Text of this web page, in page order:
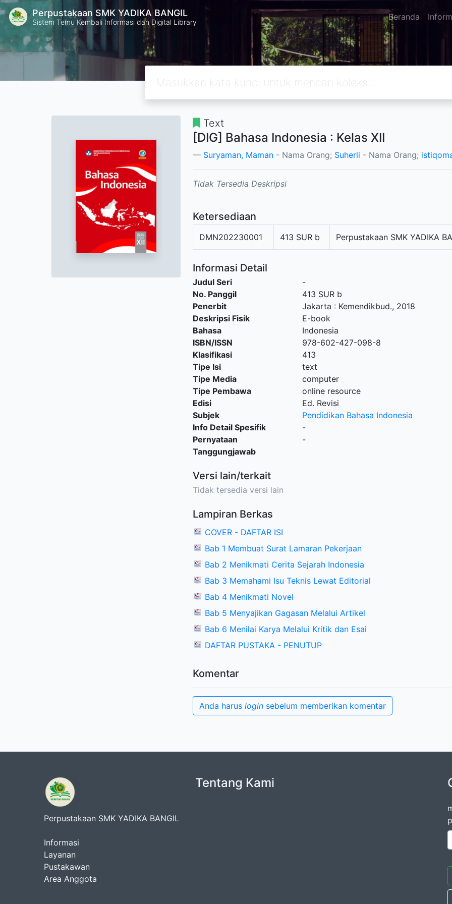
Perpustakaan SMK YADIKA BANGIL
Sistem Temu Kembali Informasi dan Digital Library Beranda
Text
[DIG] Bahasa Indonesia : Kelas XII
Suryaman, Maman - Nama Orang; Suherli - Nama Orang;
Tidak Tersedia Deskripsi
Ketersediaan
DMN202230001 413 SUR b Perpustakaan SMK YADIKA
Informasi Detail
Judul Seri
-
No. Panggil
413 SUR b
Penerbit
Jakarta : Kemendikbud., 2018
Deskripsi Fisik
E-book
Bahasa
Indonesia
ISBN/ISSN
978-602-427-098-8
Klasifikasi
413
Tipe Isi
text
Tipe Media
computer
Tipe Pembawa
online resource
Edisi
Ed. Revisi
Subjek
Pendidikan Bahasa Indonesia
Info Detail Spesifik
-
Pernyataan
Tanggungjawab
-
Versi lain/terkait
Tidak tersedia versi lain
Lampiran Berkas
COVER - DAFTAR ISI
Bab 1 Membuat Surat Lamaran Pekerjaan
Bab 2 Menikmati Cerita Sejarah Indonesia
Bab 3 Memahami Isu Teknis Lewat Editorial
Bab 4 Menikmati Novel
Bab 5 Menyajikan Gagasan Melalui Artikel
Bab 6 Menilai Karya Melalui Kritik dan Esai
DAFTAR PUSTAKA - PENUTUP
Komentar
Anda harus login sebelum memberikan komentar
Perpustakaan SMK YADIKA BANGIL
Informasi
Layanan
Pustakawan
Area Anggota
Tentang Kami